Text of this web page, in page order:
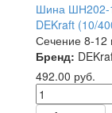
Шина ШН202-
DEKraft (10/
Сечение 8-12
Бренд:
492.00 руб.